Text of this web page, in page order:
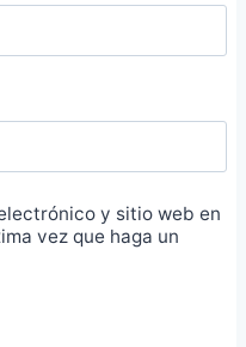
y sitio web en
vez que haga un